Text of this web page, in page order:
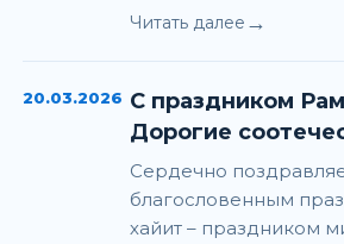
Читать далее →
20.03.2026 С праздником
Дорогие
Сердечно
благословенным
хайит – праздником